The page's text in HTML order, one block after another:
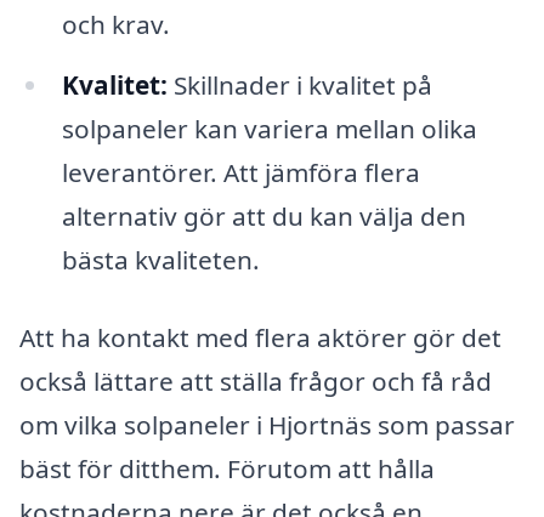
och krav.
Kvalitet: Skillnader i kvalitet på
solpaneler kan variera mellan olika
leverantörer. Att jämföra flera
alternativ gör att du kan välja den
bästa kvaliteten.
Att ha kontakt med flera aktörer gör det
också lättare att ställa frågor och få råd
om vilka solpaneler i Hjortnäs som passar
bäst för ditthem. Förutom att hålla